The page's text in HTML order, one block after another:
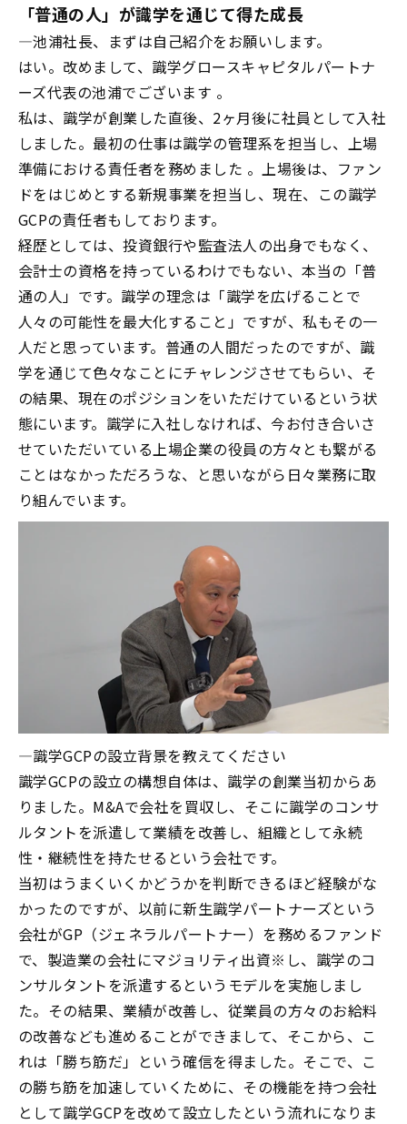
「普通の人」が識学を通じて得た成長
―池浦社長、まずは自己紹介をお願いします。
はい。改めまして、識学グロースキャピタルパートナ
ーズ代表の池浦でございます 。
私は、識学が創業した直後、 2ヶ月後に社員として入社
しました。最初の仕事は識学の管理系を担当し、上場
準備における責任者を務めました 。上場後は、ファン
ドをはじめとする新規事業を担当し、現在、この識学
GCPの責任者もしております。
経歴としては、投資銀行や監査法人の出身でもなく、
会計士の資格を持っているわけでもない、本当の「普
通の人」です。識学の理念は「識学を広げることで
人々の可能性を最大化すること」ですが、私もその一
人だと思っています。普通の人間だったのですが、識
学を通じて色々なことにチャレンジさせてもらい、そ
の結果、現在のポジションをいただけているという状
態にいます。識学に入社しなければ、今お付き合いさ
せていただいている上場企業の役員の方々とも繋がる
ことはなかっただろうな、と思いながら日々業務に取
り組んでいます。
―識学GCPの設立背景を教えてください
識学GCPの設立の構想自体は、識学の創業当初からあ
りました。 M&Aで会社を買収し、そこに識学のコンサ
ルタントを派遣して業績を改善し、組織として永続
性・継続性を持たせるという会社です。
当初はうまくいくかどうかを判断できるほど経験がな
かったのですが、以前に新生識学パートナーズという
会社がGP （ジェネラルパートナー）を務めるファンド
で、製造業の会社にマジョリティ出資※し、識学のコ
ンサルタントを派遣するというモデルを実施しまし
た。その結果、業績が改善し、従業員の方々のお給料
の改善なども進めることができまして、そこから、こ
れは「勝ち筋だ」という確信を得ました。そこで、こ
の勝ち筋を加速していくために、その機能を持つ会社
として識学GCPを改めて設立したという流れになりま